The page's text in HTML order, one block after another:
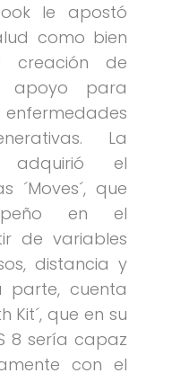
le apostó
como bien
creación de
apoyo para
La
adquirió el
que
en el
de variables
distancia y
parte, cuenta
Kit´, que en su
8 sería capaz
con el